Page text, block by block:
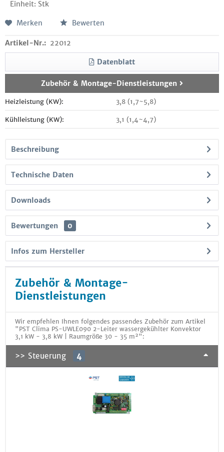
Einheit: Stk
Merken Bewerten
Artikel-Nr.: 22012
Datenblatt
Zubehör & Montage-Dienstleistungen
Heizleistung (KW): 3,8 (1,7~5,8)
Kühlleistung (KW): 3,1 (1,4~4,7)
Beschreibung
Technische Daten
Downloads
Bewertungen 0
Infos zum Hersteller
Zubehör & Montage-
Dienstleistungen
Wir empfehlen Ihnen folgendes passendes Zubehör zum Artikel
"PST Clima PS-UWLE090 2-Leiter wassergekühlter Konvektor
3,1 kW - 3,8 kW | Raumgröße 30 - 35 m²":
>> Steuerung 4